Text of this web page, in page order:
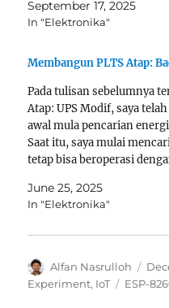
mengikuti standar industri.
walaupun harganya…
September 17, 2025
In "Elektronika"
Membangun PLTS Atap:
Pada tulisan sebelumnya
Atap: UPS Modif, saya
awal mula pencarian
Saat itu, saya mulai
tetap bisa beroperasi
ke tahap berikutnya dalam…
June 25, 2025
In "Elektronika"
Author
Alfan Nasrulloh
on
Experiment, IoT Tags
ESP-